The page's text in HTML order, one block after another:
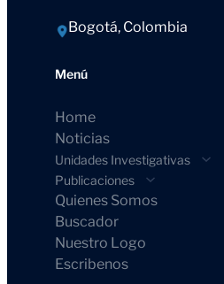
Bogotá, Colombia
Menú
Home
Noticias
Unidades Investigativas
Publicaciones
Quienes Somos
Buscador
Nuestro Logo
Escribenos